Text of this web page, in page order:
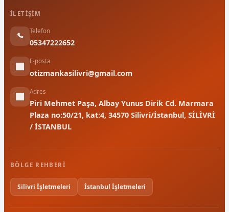
İLETIŞIM
Telefon
05347222652
E-posta
otizmankasilivri@gmail.com
Adres
Piri Mehmet Paşa, Albay Yunus Dirik Cd. Marmara
Plaza no:50/21, kat:4, 34570 Silivri/İstanbul, SİLİVRİ
/ İSTANBUL
BÖLGE REHBERI
Silivri İşletmeleri İstanbul İşletmeleri